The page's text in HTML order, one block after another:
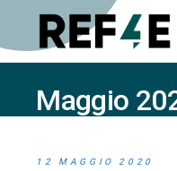
Maggio
12 MAGGIO 2020